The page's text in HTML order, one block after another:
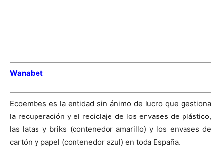
Wanabet
Ecoembes es la entidad sin ánimo de lucro que gestiona
la recuperación y el reciclaje de los envases de plástico,
las latas y briks (contenedor amarillo) y los envases de
cartón y papel (contenedor azul) en toda España.